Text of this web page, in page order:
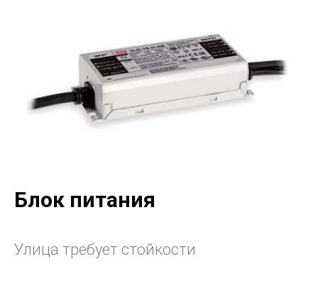
Блок питания
Улица требует стойкости